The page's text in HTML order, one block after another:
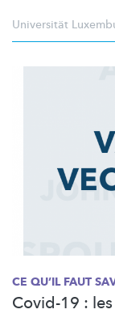
Universität
CE QU’IL FAUT
Covid-19 :